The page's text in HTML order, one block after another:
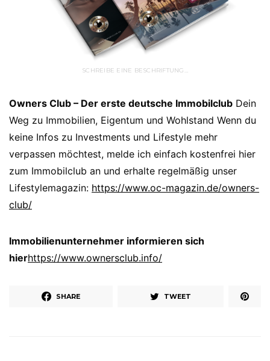
SCHREIBE EINE BESCHRIFTUNG…
Owners Club – Der erste deutsche Immobilclub Dein
Weg zu Immobilien, Eigentum und Wohlstand Wenn du
keine Infos zu Investments und Lifestyle mehr
verpassen möchtest, melde ich einfach kostenfrei hier
zum Immobilclub an und erhalte regelmäßig unser
Lifestylemagazin: https://www.oc-magazin.de/owners-
club/
Immobilienunternehmer informieren sich
hierhttps://www.ownersclub.info/
SHARE TWEET